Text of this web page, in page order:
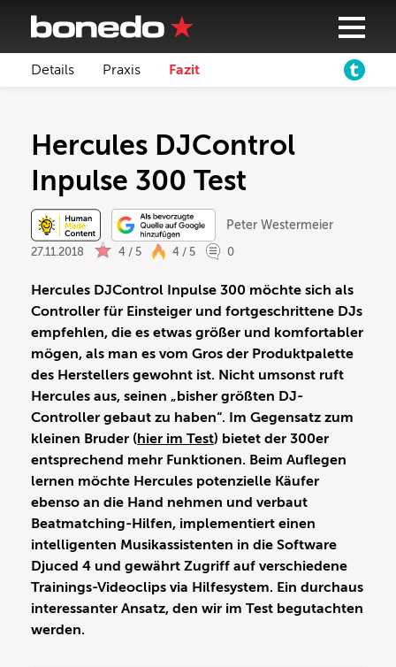
Details Praxis Fazit
Hercules DJControl
Inpulse 300 Test
Peter Westermeier
27.11.2018 4 / 5 4 / 5 0
Hercules DJControl Inpulse 300 möchte sich als
Controller für Einsteiger und fortgeschrittene DJs
empfehlen, die es etwas größer und komfortabler
mögen, als man es vom Gros der Produktpalette
des Herstellers gewohnt ist. Nicht umsonst ruft
Hercules aus, seinen „bisher größten DJ-
Controller gebaut zu haben“. Im Gegensatz zum
kleinen Bruder (hier im Test) bietet der 300er
entsprechend mehr Funktionen. Beim Auflegen
lernen möchte Hercules potenzielle Käufer
ebenso an die Hand nehmen und verbaut
Beatmatching-Hilfen, implementiert einen
intelligenten Musikassistenten in die Software
Djuced 4 und gewährt Zugriff auf verschiedene
Trainings-Videoclips via Hilfesystem. Ein durchaus
interessanter Ansatz, den wir im Test begutachten
werden.